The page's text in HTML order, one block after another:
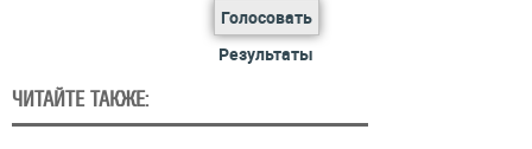
Голосовать
Результаты
ЧИТАЙТЕ ТАКЖЕ: